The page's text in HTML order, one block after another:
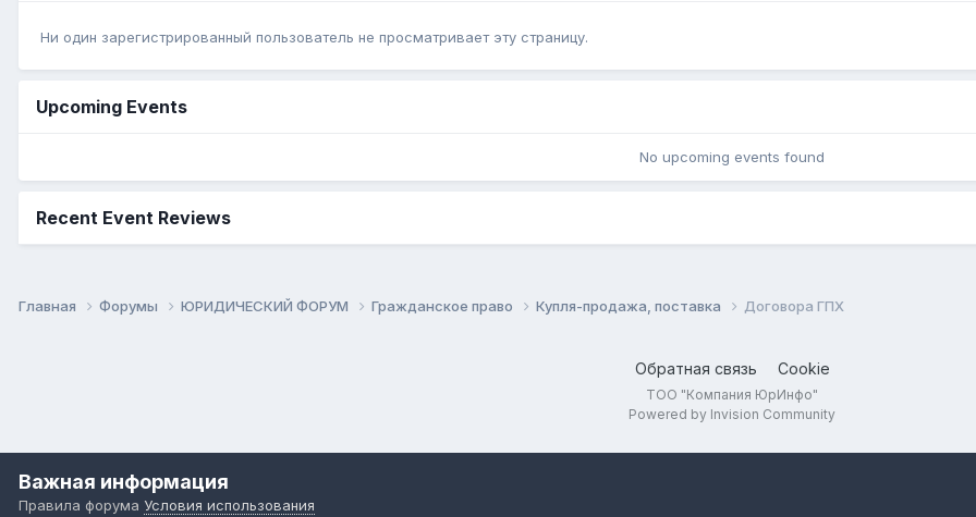
Ни один зарегистрированный пользователь не просматривает эту страницу.
Upcoming Events
No upcoming events found
Recent Event Reviews
Главная Форумы ЮРИДИЧЕСКИЙ ФОРУМ Гражданское право Купля-продажа, поставка Договора ГПХ
Обратная связь Cookie
ТОО "Компания ЮрИнфо"
Powered by Invision Community
Важная информация
Правила форума Условия использования